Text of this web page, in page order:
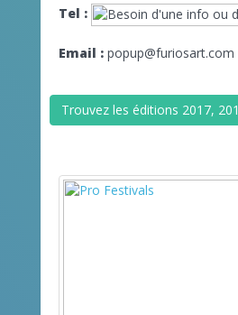
Tel :
Email : popup@furiosart.com
Trouvez les éditions 2017,